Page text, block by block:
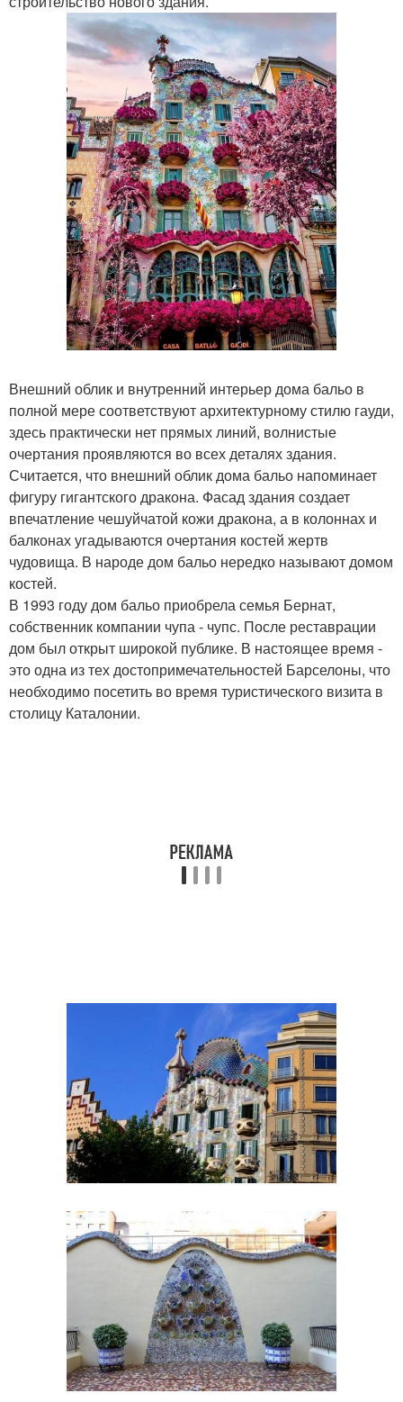
Внешний облик и внутренний интерьер дома бальо в
полной мере соответствуют архитектурному стилю гауди,
здесь практически нет прямых линий, волнистые
очертания проявляются во всех деталях здания.
Считается, что внешний облик дома бальо напоминает
фигуру гигантского дракона. Фасад здания создает
впечатление чешуйчатой кожи дракона, а в колоннах и
балконах угадываются очертания костей жертв
чудовища. В народе дом бальо нередко называют домом
костей.
В 1993 году дом бальо приобрела семья Бернат,
собственник компании чупа - чупс. После реставрации
дом был открыт широкой публике. В настоящее время -
это одна из тех достопримечательностей Барселоны, что
необходимо посетить во время туристического визита в
столицу Каталонии.